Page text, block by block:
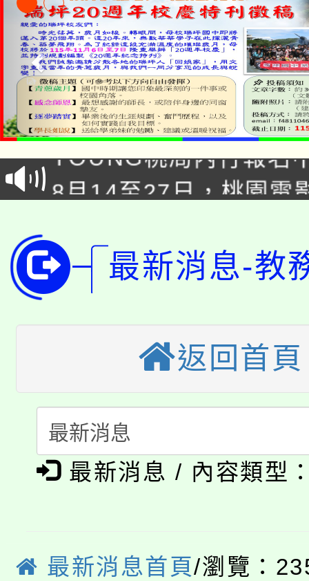
「本色祭」8/29、30在
場熱烈登場!
8/21下午1時於龍潭區
YOUNG桃局內行報名
局官網。
8月14至27日，桃園電
田徑場及游泳池舉行。
桃園市低收入戶享有免
視費優惠，中低收入戶
半價優惠，詳情可洽有
大園自造教育及科技中
份教師增能研習
大溪自造教育及科技中
份教師研習
淨零綠生活教案入校路
會
115年食農教育專業人
程
「本色祭」8/29、30在
場熱烈登場!
8/21下午1時於龍潭區
開!
115年桃園市運動會8/
最新消息-教
返回首頁
最新消息 / 內容類型
最新消息首頁/瀏覽：